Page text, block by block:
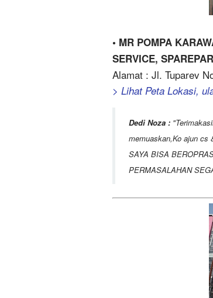
• MR POMPA
SERVICE,
Alamat : Jl. Tuparev
> Lihat Peta Lokasi,
Dedi Noza :
memuaskan,Ko ajun cs
SAYA BISA
PERMASALAHAN